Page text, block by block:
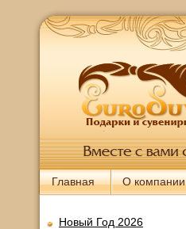
Главная О компании
Новый Год 2026